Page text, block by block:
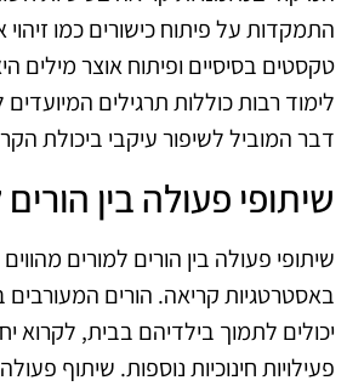
התמקדות על פיתוח כישורים כמו זיהוי
טקסטים בסיסיים ופיתוח אוצר מילים
לימוד רבות כוללות תרגילים המיועדים
דבר המוביל לשיפור עיקבי ביכולת
שיתופי פעולה בין
שיתופי פעולה בין הורים למורים
באסטרטגיות קריאה. הורים
יכולים לתמוך בילדיהם בבית, לקרוא
פעילויות חינוכיות נוספות. שיתוף